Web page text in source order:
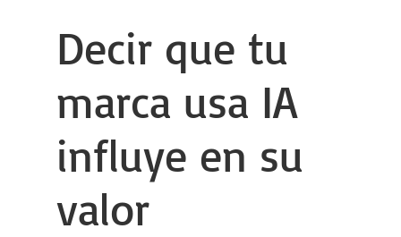
Decir que tu
marca usa IA
influye en su
valor